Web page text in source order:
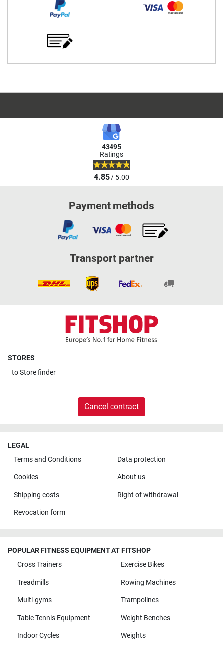
43495
Ratings
4.85/ 5.00
Payment methods
Transport partner
STORES
toStore finder
Cancel contract
LEGAL
Terms and Conditions
Data protection
Cookies About us
Shipping costs Right of withdrawal
Revocation form
POPULAR FITNESS EQUIPMENT AT FITSHOP
Cross Trainers
Exercise Bikes
Treadmills Rowing Machines
Multi-gyms Trampolines
Table Tennis Equipment Weight Benches
Indoor Cycles Weights